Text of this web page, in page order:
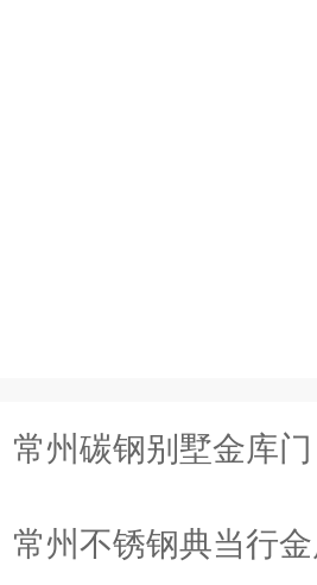
常州碳钢别墅金库门
常州不锈钢典当行